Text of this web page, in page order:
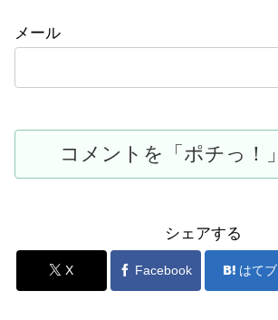
メール
シェアする
X Facebook はてブ